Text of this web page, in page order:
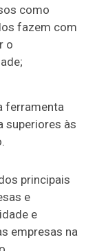
como
fazem com
o
ferramenta
superiores às
principais
e
e
empresas na